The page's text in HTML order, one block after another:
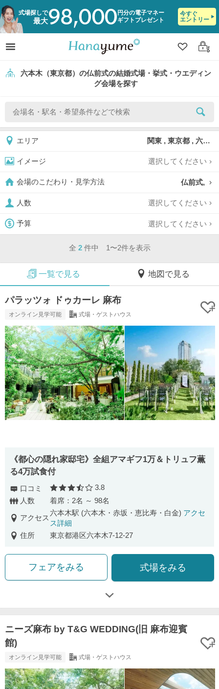
式場探しで
最大98,000 円分の電子マネー
ギフトプレゼント
今すぐ
エントリー
クリップ
ログ
六本木（東京都）の仏前式の結婚式場・挙式・ウエディン
グ会場を探す
エリア 関東 , 東京都 , 六本木
イメージ 選択してください
会場のこだわり・見学方法 仏前式,
人数 選択してください
予算 選択してください
全 2 件中 1〜2件を表示
一覧で見る 地図で見る
パラッツォ ドゥカーレ 麻布
オンライン見学可能 式場・ゲストハウス
《都心の隠れ家邸宅》全組アマギフ1万＆トリュフ薫
る4万試食付
口コミ 口コミ評価
3.8
人数
着席：2名 ～ 98名
アクセス
六本木駅 (六本木・赤坂・恵比寿・白金) アクセ
ス詳細
住所
東京都港区六本木7-12-27
フェアをみる 式場をみる
ニーズ麻布 by T&G WEDDING(旧 麻布迎賓
館)
オンライン見学可能 式場・ゲストハウス